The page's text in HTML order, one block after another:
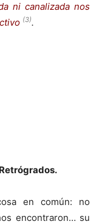
ni canalizada nos
(3).
en común: no
encontraron… su